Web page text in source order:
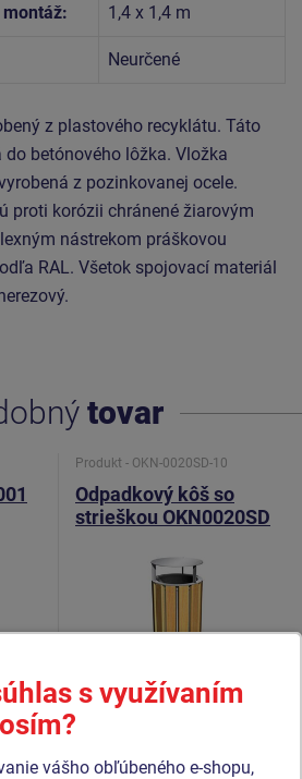
1,4 x 1,4 m
Neurčené
z plastového recyklátu. Táto
betónového lôžka. Vložka
z pozinkovanej ocele.
proti korózii chránené žiarovým
nástrekom práškovou
RAL. Všetok spojovací materiál
tovar
Produkt - OKN-0020SD-10
Odpadkový kôš so
strieškou OKN0020SD
s využívaním
vášho obľúbeného e-shopu,